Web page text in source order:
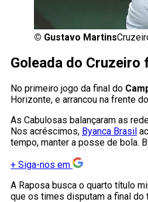
© Gustavo Martins
Goleada do Cruzeiro
No primeiro jogo da final do
Horizonte, e arrancou na frente
As Cabulosas balançaram as
Nos acréscimos, Byanca Brasil
tempo, manter a posse de bola.
+ Siga-nos em
A Raposa busca o quarto título
que os times disputam a final do